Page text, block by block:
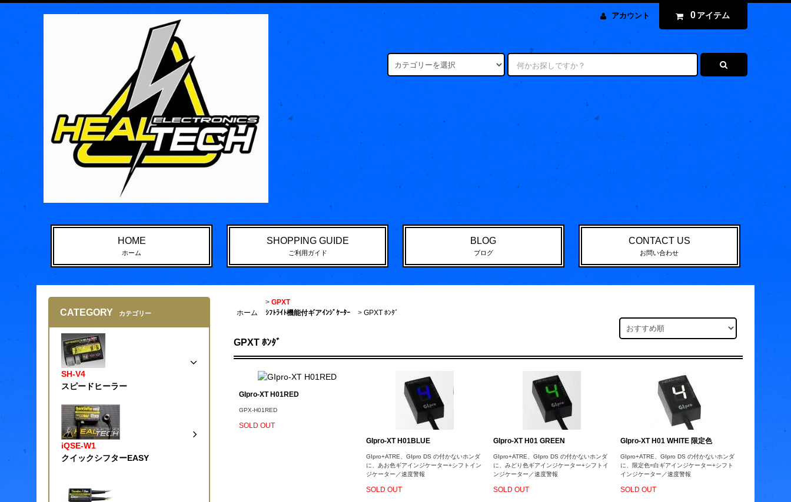
アカウント 0 アイテム
HOME
ホーム
SHOPPING GUIDE
ご利用ガイド
BLOG
ブログ
CONTACT US
お問い合わせ
ホーム
> GPXT
ｼﾌﾄﾗｲﾄ機能付ギアｲﾝｼﾞｹｰﾀｰ
> GPXT ﾎﾝﾀﾞ
GPXT ﾎﾝﾀﾞ
GIpro-XT H01RED
GPX-H01RED
SOLD OUT
GIpro-XT H01BLUE
GIpro+ATRE、GIpro DS の付かないホンダ
に、あお色ギアインジケーター+シフトイン
ジケーター／速度警報
SOLD OUT
GIpro-XT H01 GREEN
GIpro+ATRE、GIpro DS の付かないホンダ
に、みどり色ギアインジケーター+シフトイ
ンジケーター／速度警報
SOLD OUT
GIpro-XT H01 WHITE 限定色
GIpro+ATRE、GIpro DS の付かないホンダ
に、限定色=白ギアインジケーター+シフト
インジケーター／速度警報
SOLD OUT
CATEGORY カテゴリー
SH-V4
スピードヒーラー
iQSE-W1
クイックシフターEASY